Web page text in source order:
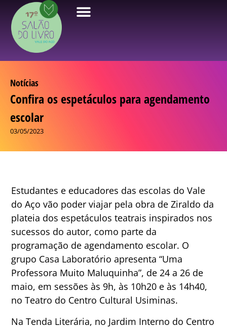
Notícias
Confira os espetáculos para agendamento
escolar
03/05/2023
Estudantes e educadores das escolas do Vale
do Aço vão poder viajar pela obra de Ziraldo da
plateia dos espetáculos teatrais inspirados nos
sucessos do autor, como parte da
programação de agendamento escolar. O
grupo Casa Laboratório apresenta “Uma
Professora Muito Maluquinha”, de 24 a 26 de
maio, em sessões às 9h, às 10h20 e às 14h40,
no Teatro do Centro Cultural Usiminas.
Na Tenda Literária, no Jardim Interno do Centro